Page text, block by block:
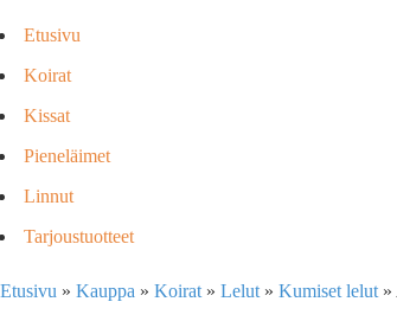
Etusivu
Koirat
Kissat
Pieneläimet
Linnut
Tarjoustuotteet
Etusivu » Kauppa » Koirat » Lelut » Kumiset lelut »